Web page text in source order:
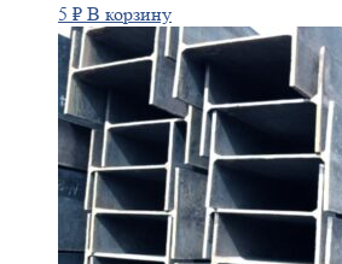
5 ₽ В корзину